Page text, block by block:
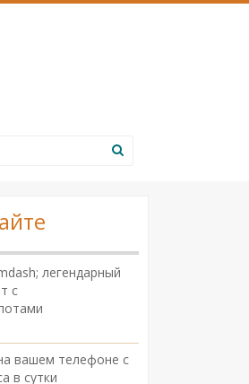
легендарный
с
вашем телефоне с
в сутки